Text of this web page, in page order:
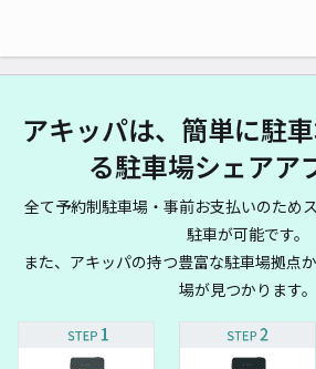
アキッパは、簡単に駐
る駐車場シェアア
全て予約制駐車場・事前お支払いのため
駐車が可能です。
また、アキッパの持つ豊富な駐車場拠点
場が見つかります。